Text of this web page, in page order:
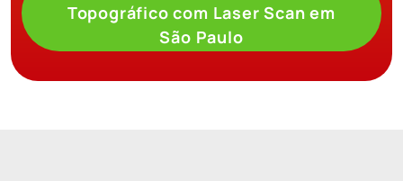
Topográfico com Laser Scan em
São Paulo